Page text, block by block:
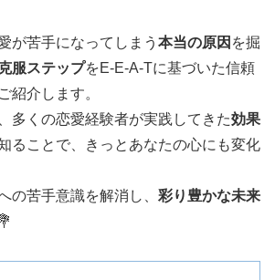
が苦手になってしまう 本当の原因 を掘
服ステップをE-E-A-Tに基づいた信頼
紹介します。
多くの恋愛経験者が実践してきた効果
ることで、きっとあなたの心にも変化
の苦手意識を解消し、 彩り豊かな未来